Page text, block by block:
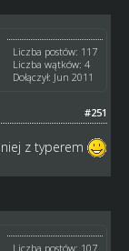
Liczba postów: 117
Liczba wątków: 4
Dołączył: Jun 2011
#251
z typerem
Liczba postów: 107